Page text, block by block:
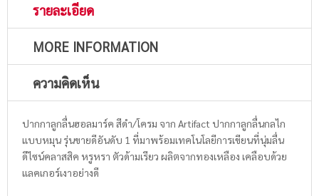
รายละเอียด
MORE INFORMATION
ความคิดเห็น
ปากกาลูกลื่นฮอลมาร์ค สีดำ/โครม จาก Artifact ปากกาลูกลื่นกลไก
แบบหมุน รุ่นขายดีอันดับ 1 ที่มาพร้อมเทคโนโลยีการเขียนที่นุ่มลื่น
ดีไซน์คลาสสิค หรูหรา ตัวด้ามเรียว ผลิตจากทองเหลือง เคลือบด้วย
แลคเกอร์เงาอย่างดี